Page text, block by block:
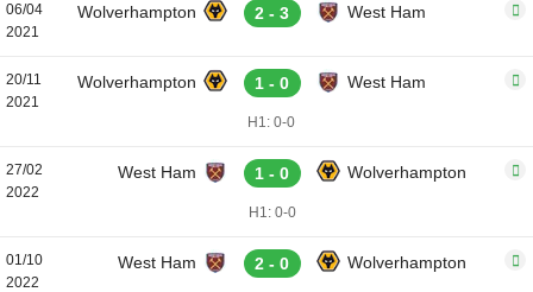
06/04
2021
Wolverhampton 2 - 3 West Ham
20/11
2021
Wolverhampton 1 - 0 West Ham
H1: 0-0
27/02
2022
West Ham 1 - 0 Wolverhampton
H1: 0-0
01/10
2022
West Ham 2 - 0 Wolverhampton